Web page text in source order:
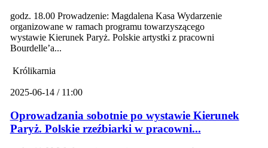
godz. 18.00 Prowadzenie: Magdalena Kasa Wydarzenie
organizowane w ramach programu towarzyszącego
wystawie Kierunek Paryż. Polskie artystki z pracowni
Bourdelle’a...
Królikarnia
2025-06-14 / 11:00
Oprowadzania sobotnie po wystawie Kierunek
Paryż. Polskie rzeźbiarki w pracowni...